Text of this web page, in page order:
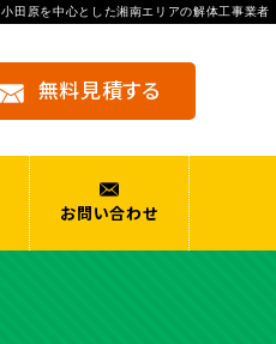
小田原を中心とした湘南エリアの解体工事業者
無料見積する
お問い合わせ